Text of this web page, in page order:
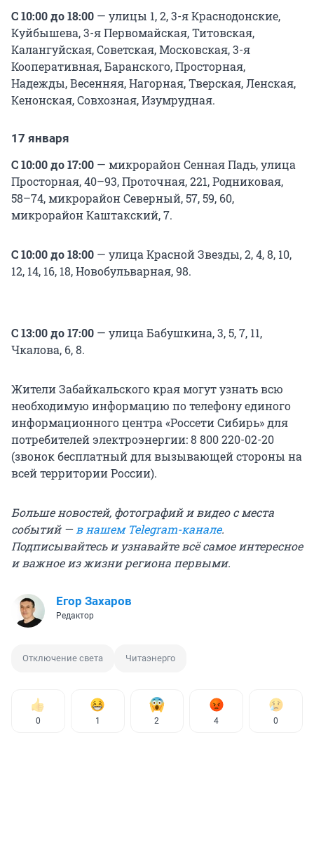
С 10:00 до 18:00 — улицы 1, 2, 3-я Краснодонские,
Куйбышева, 3-я Первомайская, Титовская,
Калангуйская, Советская, Московская, 3-я
Кооперативная, Баранского, Просторная,
Надежды, Весенняя, Нагорная, Тверская, Ленская,
Кенонская, Совхозная, Изумрудная.
17 января
С 10:00 до 17:00 — микрорайон Сенная Падь, улица
Просторная, 40–93, Проточная, 221, Родниковая,
58–74, микрорайон Северный, 57, 59, 60,
микрорайон Каштакский, 7.
С 10:00 до 18:00 — улица Красной Звезды, 2, 4, 8, 10,
12, 14, 16, 18, Новобульварная, 98.
С 13:00 до 17:00 — улица Бабушкина, 3, 5, 7, 11,
Чкалова, 6, 8.
Жители Забайкальского края могут узнать всю
необходимую информацию по телефону единого
информационного центра «Россети Сибирь» для
потребителей электроэнергии: 8 800 220-02-20
(звонок бесплатный для вызывающей стороны на
всей территории России).
Больше новостей, фотографий и видео с места
событий —в нашем Telegram-канале.
Подписывайтесь и узнавайте всё самое интересное
и важное из жизни региона первыми.
Егор Захаров
Редактор
Отключение света Читаэнерго
0 1 2 4 0